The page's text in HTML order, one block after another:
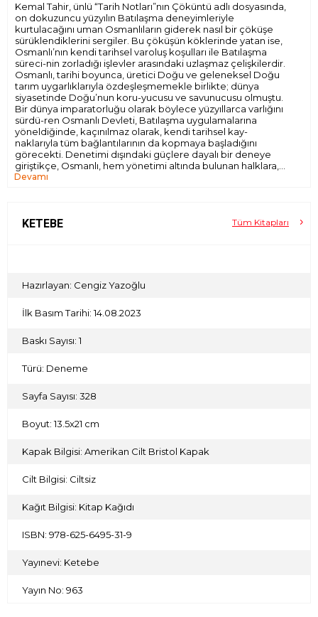
Kemal Tahir, ünlü “Tarih Notları”nın Çöküntü adlı dosyasında,
on dokuzuncu yüzyılın Batılaşma deneyimleriyle
kurtulacağını uman Osmanlıların giderek nasıl bir çöküşe
sürüklendiklerini sergiler. Bu çöküşün köklerinde yatan ise,
Osmanlı’nın kendi tarihsel varoluş koşulları ile Batılaşma
süreci-nin zorladığı işlevler arasındaki uzlaşmaz çelişkilerdir.
Osmanlı, tarihi boyunca, üretici Doğu ve geleneksel Doğu
tarım uygarlıklarıyla özdeşleşmemekle birlikte; dünya
siyasetinde Doğu’nun koru-yucusu ve savunucusu olmuştu.
Bir dünya imparatorluğu olarak böylece yüzyıllarca varlığını
sürdü-ren Osmanlı Devleti, Batılaşma uygulamalarına
yöneldiğinde, kaçınılmaz olarak, kendi tarihsel kay-
naklarıyla tüm bağlantılarının da kopmaya başladığını
görecekti. Denetimi dışındaki güçlere dayalı bir deneye
giriştikçe, Osmanlı, hem yönetimi altında bulunan halklara,
hem de Doğu dünyasına ters düşecekti. Özellikle de böyle
aracılığıyla, Batı kadar, Doğu ve devlet so-runlarını da bir
kendisine verdiği görevi bir yana bırakmak zorunda kalan
Osmanlı devlet yönetimi, Doğu’nun halkları bir yana,
Devleti kurtarmak adına başlatılan bir serüven, devletin de
Çöküntü’de, tarihi yeniden okuma ve değerlendirme yön-
ünde yepyeni dönüm noktalarına ulaşıyor...
Devamı
KETEBE Tüm Kitapları
Hazırlayan: Cengiz Yazoğlu
İlk Basım Tarihi: 14.08.2023
Baskı Sayısı: 1
Türü: Deneme
Sayfa Sayısı: 328
Boyut: 13.5x21 cm
Kapak Bilgisi: Amerikan Cilt Bristol Kapak
Cilt Bilgisi: Ciltsiz
Kağıt Bilgisi: Kitap Kağıdı
ISBN: 978-625-6495-31-9
Yayınevi: Ketebe
Yayın No: 963